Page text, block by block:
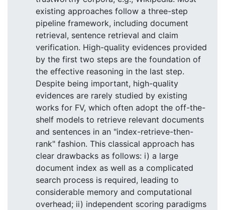
existing approaches follow a three-step
pipeline framework, including document
retrieval, sentence retrieval and claim
verification. High-quality evidences provided
by the first two steps are the foundation of
the effective reasoning in the last step.
Despite being important, high-quality
evidences are rarely studied by existing
works for FV, which often adopt the off-the-
shelf models to retrieve relevant documents
and sentences in an "index-retrieve-then-
rank" fashion. This classical approach has
clear drawbacks as follows: i) a large
document index as well as a complicated
search process is required, leading to
considerable memory and computational
overhead; ii) independent scoring paradigms